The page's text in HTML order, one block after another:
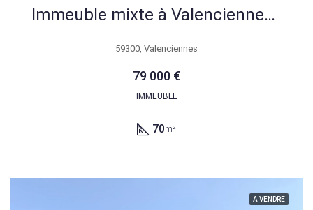
Immeuble mixte à Valenciennes de 70 m², parfait pour investisseurs ou projets résidentiels
59300, Valenciennes
79 000 €
IMMEUBLE
70m²
A VENDRE